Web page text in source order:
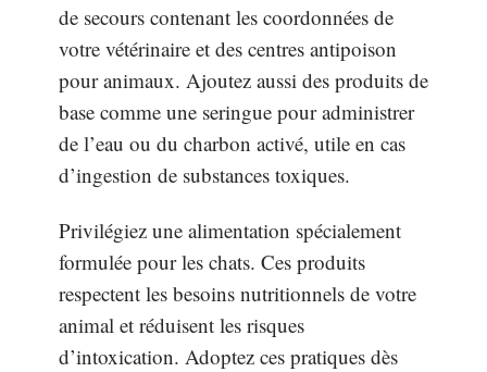
de secours contenant les coordonnées de
votre vétérinaire et des centres antipoison
pour animaux. Ajoutez aussi des produits de
base comme une seringue pour administrer
de l’eau ou du charbon activé, utile en cas
d’ingestion de substances toxiques.
Privilégiez une alimentation spécialement
formulée pour les chats. Ces produits
respectent les besoins nutritionnels de votre
animal et réduisent les risques
d’intoxication. Adoptez ces pratiques dès